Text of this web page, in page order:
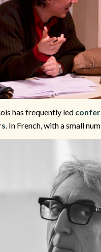
has frequently led
. In French, with a small